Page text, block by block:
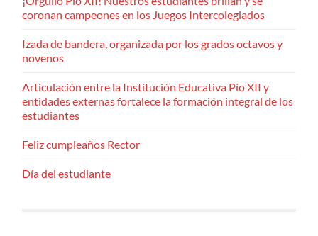
coronan campeones en los Juegos Intercolegiados
Izada de bandera, organizada por los grados octavos y
novenos
Articulación entre la Institución Educativa Pío XII y
entidades externas fortalece la formación integral de los
estudiantes
Feliz cumpleaños Rector
Día del estudiante